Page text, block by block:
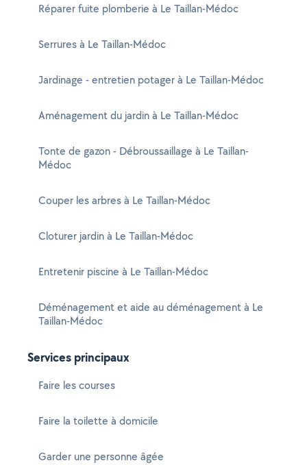
Réparer fuite plomberie à Le Taillan-Médoc
Serrures à Le Taillan-Médoc
Jardinage - entretien potager à Le Taillan-Médoc
Aménagement du jardin à Le Taillan-Médoc
Tonte de gazon - Débroussaillage à Le Taillan-
Médoc
Couper les arbres à Le Taillan-Médoc
Cloturer jardin à Le Taillan-Médoc
Entretenir piscine à Le Taillan-Médoc
Déménagement et aide au déménagement à Le
Taillan-Médoc
Services principaux
Faire les courses
Faire la toilette à domicile
Garder une personne âgée